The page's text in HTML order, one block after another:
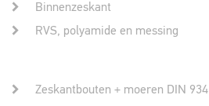
Binnenzeskant
RVS, polyamide en messing
Zeskantbouten + moeren DIN 934